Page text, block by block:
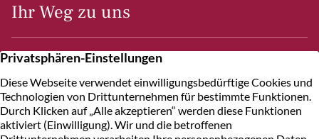
Ihr Weg zu uns
Frahmredder 7
Kontakt